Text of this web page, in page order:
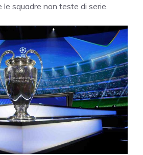
squadre non teste di serie.